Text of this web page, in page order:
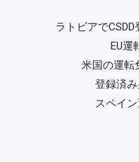
ラトビアで
EU運
米国の運転
登録済
スペイ